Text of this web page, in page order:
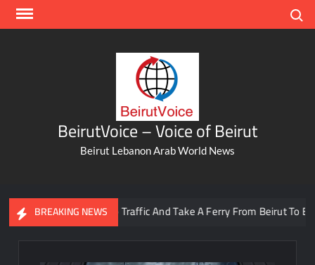
Skip
BeirutVoice – Voice of Beirut
Beirut Lebanon Arab World News
BREAKING NEWS
You Can Now Skip Traffic And Take A Ferry From Beirut To Batroun